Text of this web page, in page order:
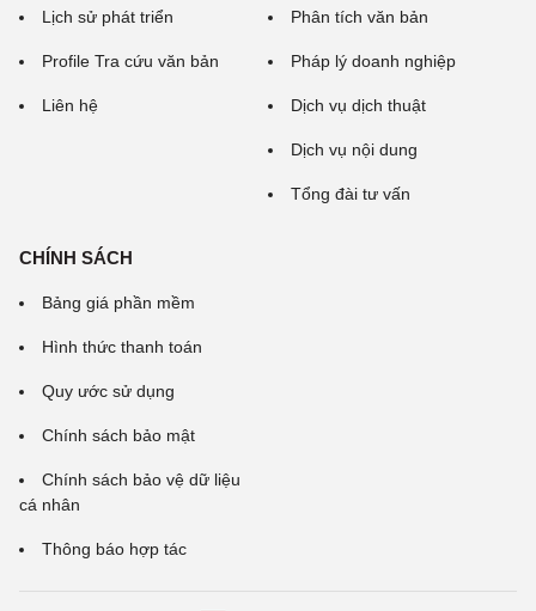
Lịch sử phát triển
Profile Tra cứu văn bản
Liên hệ
Phân tích văn bản
Pháp lý doanh nghiệp
Dịch vụ dịch thuật
Dịch vụ nội dung
Tổng đài tư vấn
CHÍNH SÁCH
Bảng giá phần mềm
Hình thức thanh toán
Quy ước sử dụng
Chính sách bảo mật
Chính sách bảo vệ dữ liệu
cá nhân
Thông báo hợp tác